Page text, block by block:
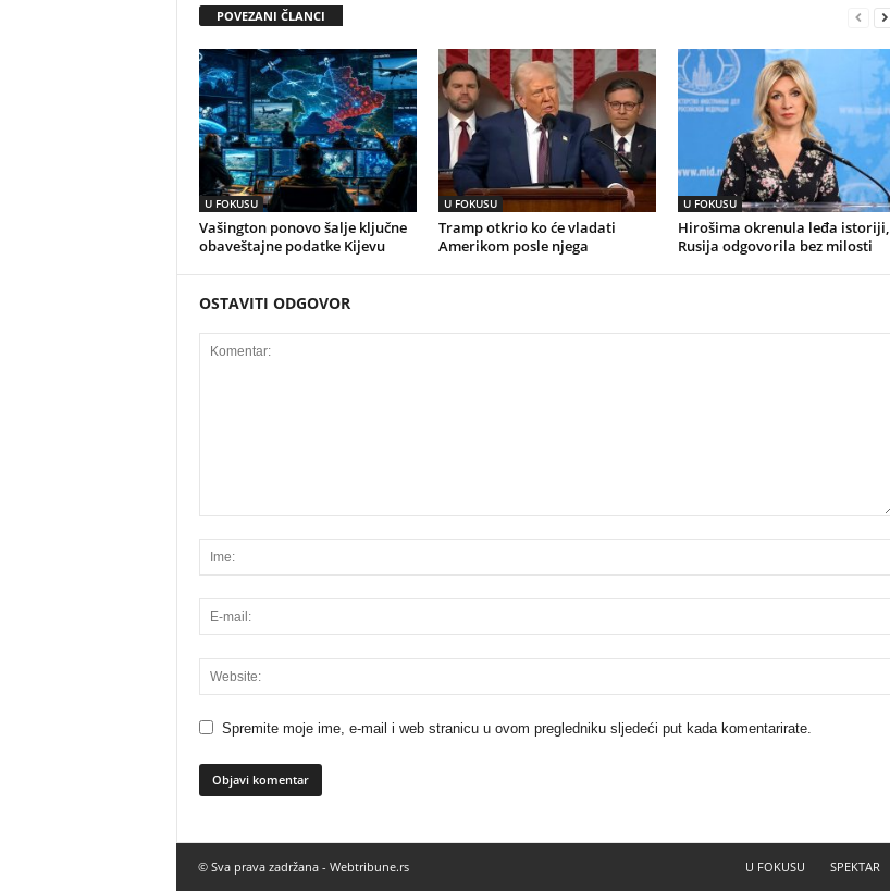
POVEZANI ČLANCI
U FOKUSU
Vašington ponovo šalje ključne
obaveštajne podatke Kijevu
U FOKUSU
Tramp otkrio ko će vladati
Amerikom posle njega
U FOKUSU
Hirošima okrenula leđa istoriji,
Rusija odgovorila bez milosti
OSTAVITI ODGOVOR
Spremite moje ime, e-mail i web stranicu u ovom pregledniku sljedeći put kada komentarirate.
U FOKUSU SPEKTAR
© Sva prava zadržana - Webtribune.rs